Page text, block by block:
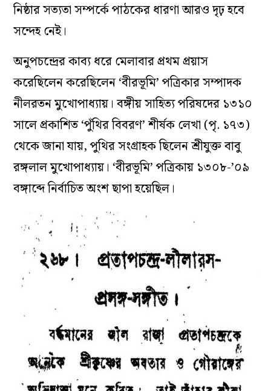
নিষ্ঠার সত্যতা সম্পর্কে পাঠকের ধারণা আরও দৃঢ় হবে
সন্দেহ নেই।
অনুপচন্দ্রের কাব্য ধরে মেলাবার প্রথম প্রয়াস
করেছিলেন করেছিলেন ‘বীরভূমি’ পত্রিকার সম্পাদক
নীলরতন মুখোপাধ্যায়। বঙ্গীয় সাহিত্য পরিষদের ১৩১০
সালে প্রকাশিত ‘পুঁথির বিবরণ’ শীর্ষক লেখা (পৃ. ১৭৩)
থেকে জানা যায়, পুথির সংগ্রাহক ছিলেন শ্রীযুক্ত বাবু
রঙ্গলাল মুখোপাধ্যায়। ‘বীরভূমি’ পত্রিকায় ১৩০৮-’০৯
বঙ্গাব্দে নির্বাচিত অংশ ছাপা হয়েছিল।